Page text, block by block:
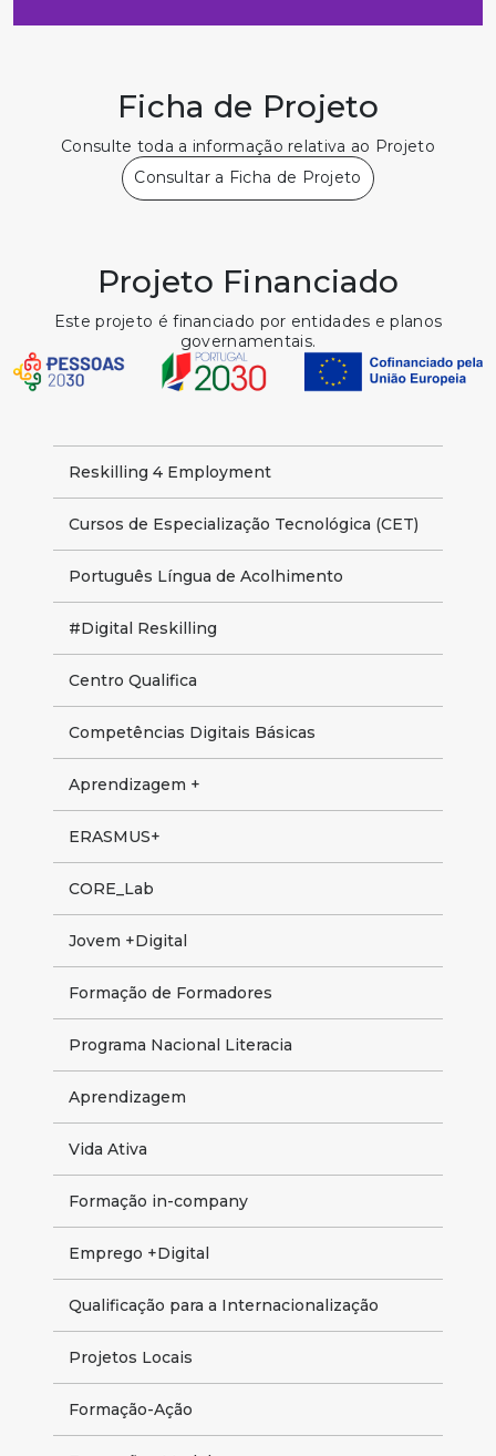
Ficha de Projeto
Consulte toda a informação relativa ao Projeto
Consultar a Ficha de Projeto
Projeto Financiado
Este projeto é financiado por entidades e planos
governamentais.
Reskilling 4 Employment
Cursos de Especialização Tecnológica (CET)
Português Língua de Acolhimento
#Digital Reskilling
Centro Qualifica
Competências Digitais Básicas
Aprendizagem +
ERASMUS+
CORE_Lab
Jovem +Digital
Formação de Formadores
Programa Nacional Literacia
Aprendizagem
Vida Ativa
Formação in-company
Emprego +Digital
Qualificação para a Internacionalização
Projetos Locais
Formação-Ação